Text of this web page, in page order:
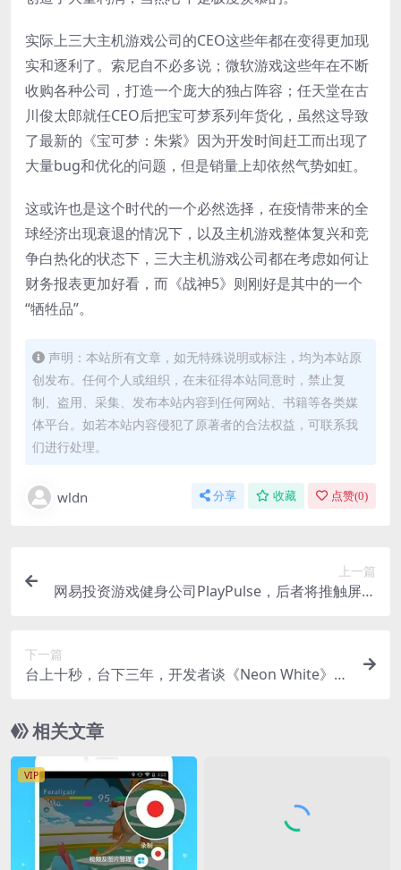
实际上三大主机游戏公司的CEO这些年都在变得更加现
实和逐利了。索尼自不必多说；微软游戏这些年在不断
收购各种公司，打造一个庞大的独占阵容；任天堂在古
川俊太郎就任CEO后把宝可梦系列年货化，虽然这导致
了最新的《宝可梦：朱紫》因为开发时间赶工而出现了
大量bug和优化的问题，但是销量上却依然气势如虹。
这或许也是这个时代的一个必然选择，在疫情带来的全
球经济出现衰退的情况下，以及主机游戏整体复兴和竞
争白热化的状态下，三大主机游戏公司都在考虑如何让
财务报表更加好看，而《战神5》则刚好是其中的一个
“牺牲品”。
声明：本站所有文章，如无特殊说明或标注，均为本站原
创发布。任何个人或组织，在未征得本站同意时，禁止复
制、盗用、采集、发布本站内容到任何网站、书籍等各类媒
体平台。如若本站内容侵犯了原著者的合法权益，可联系我
们进行处理。
wldn 分享 收藏 点赞(0)
上一篇
网易投资游戏健身公司PlayPulse，后者将推触屏动
下一篇
台上十秒，台下三年，开发者谈《Neon White》的
相关文章
VIP